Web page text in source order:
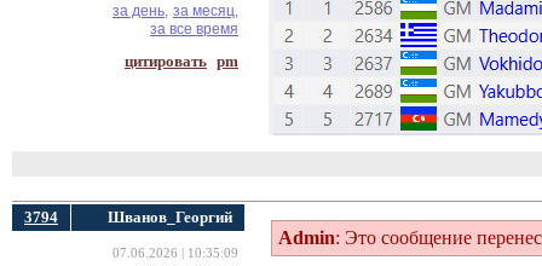
за день, за месяц,
за все время
цитировать pm
3794 Шванов_Георгий
07.06.2026 | 10:35:09
Admin: Это сообщение